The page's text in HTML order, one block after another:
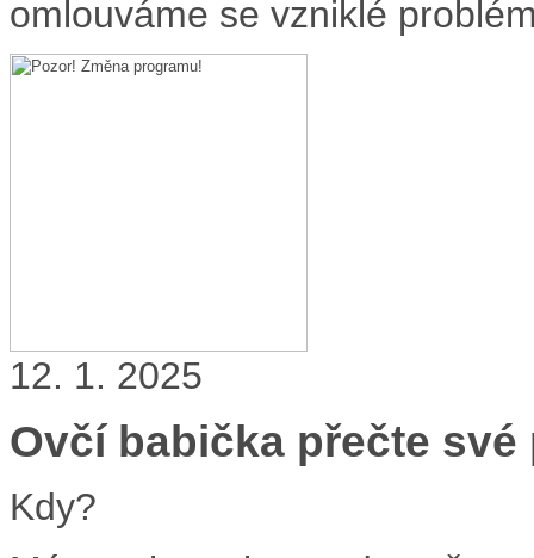
omlouváme se vzniklé
12. 1. 2025
Ovčí babička přečte
Kdy?